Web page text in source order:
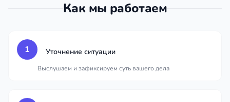
Как мы работаем
1 Уточнение ситуации
Выслушаем и зафиксируем суть вашего дела